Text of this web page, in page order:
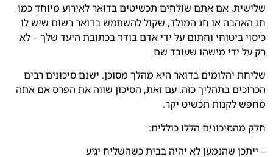
שלישית, אם אתם שולחים תכשיטים בדואר לאירוע מיוחד כמו
חג האהבה או חג המולד, שקול להשתמש בדואר רשום שיש לו
כיסוי ביטוחי וחתום על ידי אדם בודד בכתובת היעד שלך – לא
רק על ידי מישהו שעובד שם
שליחת יהלומים בדואר היא מהלך מסוכן. ישנם סיכונים רבים
הכרוכים בתהליך כזה. עם זאת, הסיכון שווה את הפרס אם אתה
מחפש לקנות תכשיט יקר.
חלק מהסיכונים הללו כוללים:
– ייתכן שהנמען לא יהיה בבית כשהשליח יגיע